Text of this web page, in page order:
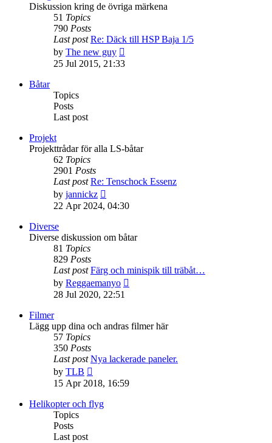
Diskussion kring de övriga märkena
51 Topics
790 Posts
Last post Re: Däck till HSP Baja 1/5
by The new guy
25 Jul 2015, 21:33
Båtar
Topics
Posts
Last post
Projekt
Projekttrådar för alla LS-båtar
62 Topics
2901 Posts
Last post Re: Tenschock Essenz
by jannickz
the
22 Apr 2024, 04:30
Diverse
Diverse diskussion om båtar
81 Topics
829 Posts
Last post Färg och minispik till träbåt…
by Reggaemanyo
28 Jul 2020, 22:51
Filmer
Lägg upp dina och andras filmer här
57 Topics
350 Posts
Last post Nya lackerade paneler.
by TLB
the
post
15 Apr 2018, 16:59
Helikopter och flyg
Topics
Posts
Last post